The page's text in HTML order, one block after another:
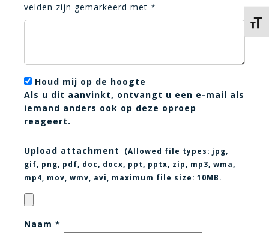
velden zijn gemarkeerd met *
Houd mij op de hoogte
Als u dit aanvinkt, ontvangt u een e-mail als
iemand anders ook op deze oproep
reageert.
Upload attachment (Allowed file types: jpg,
gif, png, pdf, doc, docx, ppt, pptx, zip, mp3, wma,
mp4, mov, wmv, avi
, maximum file size: 10MB.
Naam *